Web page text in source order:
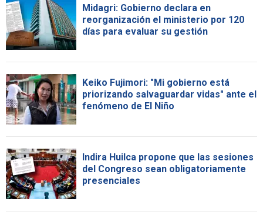
Midagri: Gobierno declara en
reorganización el ministerio por 120
días para evaluar su gestión
Keiko Fujimori: "Mi gobierno está
priorizando salvaguardar vidas" ante el
fenómeno de El Niño
Indira Huilca propone que las sesiones
del Congreso sean obligatoriamente
presenciales